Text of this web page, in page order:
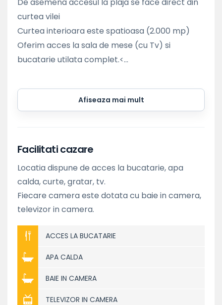
curtea vilei
Curtea interioara este spatioasa (2.000 mp)
Oferim acces la sala de mese (cu Tv) si
bucatarie utilata complet.<...
Afiseaza mai mult
Facilitati cazare
Locatia dispune de acces la bucatarie, apa
calda, curte, gratar, tv.
Fiecare camera este dotata cu baie in camera,
televizor in camera.
ACCES LA BUCATARIE
APA CALDA
BAIE IN CAMERA
TELEVIZOR IN CAMERA